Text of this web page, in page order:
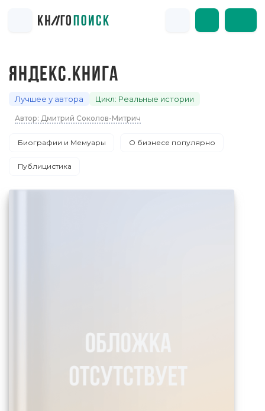
ЯНДЕКС.КНИГА
Лучшее у автора Цикл: Реальные истории
Автор: Дмитрий Соколов-Митрич
Биографии и Мемуары О бизнесе популярно
Публицистика